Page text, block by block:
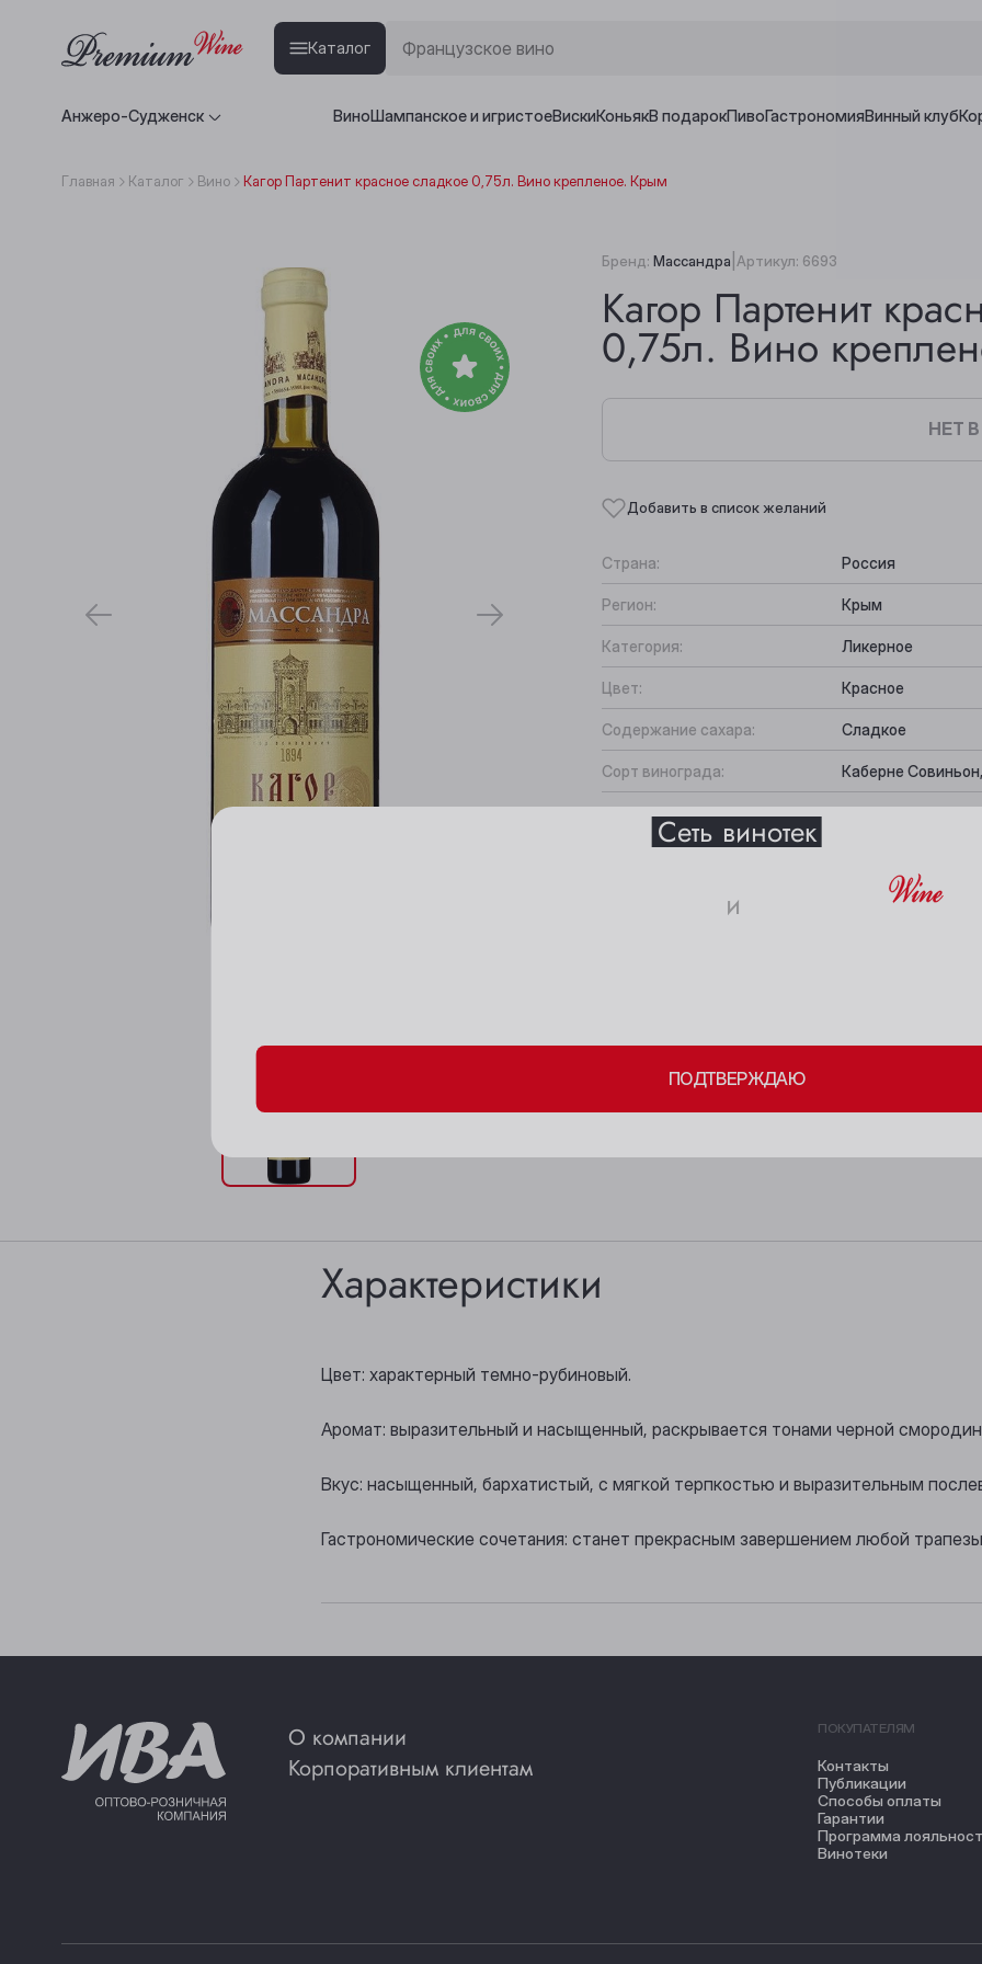
Каталог
Анжеро-Судженск ВиноШампанское и игристоеВискиКоньякВ подарокПивоГастрономияВинный клуб
Главная Каталог Вино Кагор Партенит красное сладкое 0,75л. Вино крепленое. Крым
Бренд: Массандра Артикул: 6693
Кагор Партенит
0,75л. Вино
НЕТ
Добавить в список желаний
Страна: Россия
Регион: Крым
Категория: Ликерное
Цвет: Красное
Содержание сахара: Сладкое
Сорт винограда: Каберне
Все характеристики
Вкус:
Характеристики
Цвет: характерный темно-рубиновый.
Аромат: выразительный и насыщенный, раскрывается тонами черной
Вкус: насыщенный, бархатистый, с мягкой терпкостью и выразительным
Гастрономические сочетания: станет прекрасным завершением любой
О компании
Корпоративным клиентам
ПОКУПАТЕЛЯМ
Контакты
Публикации
Способы оплаты
Гарантии
Программа
Винотеки
Выберите ваш город
Прокопьевск
Сеть винотек
и
ПОДТВЕРЖДАЮ